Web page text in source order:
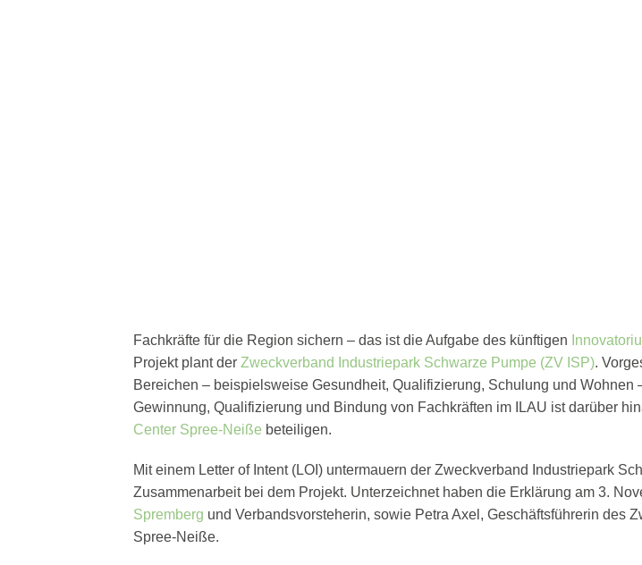
Fachkräfte für die Region sichern – das ist die Aufgabe des künftigen
Projekt plant der Zweckverband Industriepark Schwarze Pumpe (ZV ISP).
Bereichen – beispielsweise Gesundheit, Qualifizierung, Schulung und
Gewinnung, Qualifizierung und Bindung von Fachkräften im ILAU ist darüber
Center Spree-Neiße beteiligen.
Mit einem Letter of Intent (LOI) untermauern der Zweckverband Industriepark
Zusammenarbeit bei dem Projekt. Unterzeichnet haben die Erklärung am 3.
Spremberg und Verbandsvorsteherin, sowie Petra Axel, Geschäftsführerin des
Spree-Neiße.